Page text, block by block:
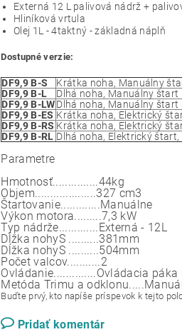
Externá 12 L palivová nádrž +
Hliníková vrtula
Olej 1L - 4taktný - základná náplň
Dostupné verzie:
DF9,9 B-S Krátka noha, Manuálny
DF9,9 B-L
Dlhá noha, Manuálny štart
DF9,9 B-LWDlhá noha, Manuálny štart
DF9,9 B-ES Krátka noha, Elektrický
DF9,9 B-RS Krátka noha, Elektrický
DF9,9 B-RL Dlhá noha, Elektrický
Parametre
Hmotnosť...............44kg
Objem....................327 cm3
Štartovanie.............Manuálne
Výkon motora.........7,3 kW
Typ nádrže.............Externá - 12L
Dĺžka nohyS ..........381mm
Dĺžka nohyS ..........504mm
Počet valcov...........2
Ovládanie..............Ovládacia páka
Metóda Trimu a odklonu.....
Buďte prvý, kto napíše príspevok k tejto
Pridať komentár